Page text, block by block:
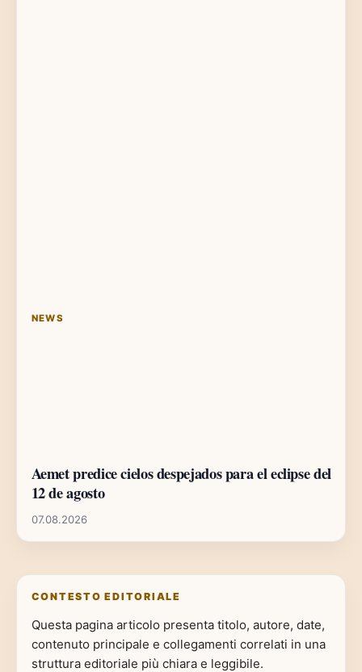
NEWS
Aemet predice cielos despejados para el eclipse del
12 de agosto
07.08.2026
CONTESTO EDITORIALE
Questa pagina articolo presenta titolo, autore, date,
contenuto principale e collegamenti correlati in una
struttura editoriale più chiara e leggibile.